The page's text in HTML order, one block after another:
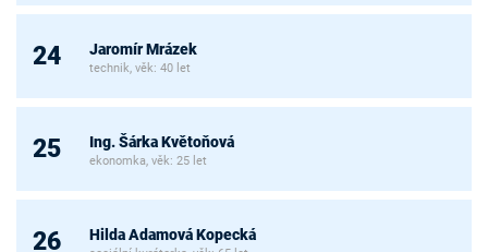
24 Jaromír Mrázek
technik, věk: 40 let
25 Ing. Šárka Květoňová
ekonomka, věk: 25 let
26 Hilda Adamová Kopecká